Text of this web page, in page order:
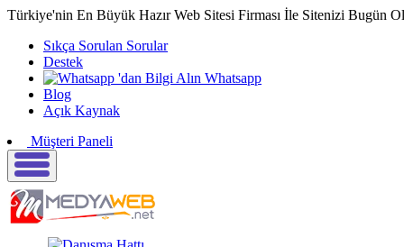
Türkiye'nin En Büyük Hazır Web Sitesi Firması İle Sitenizi Bugün
Sıkça Sorulan Sorular
Destek
Whatsapp
Blog
Açık Kaynak
Müşteri Paneli